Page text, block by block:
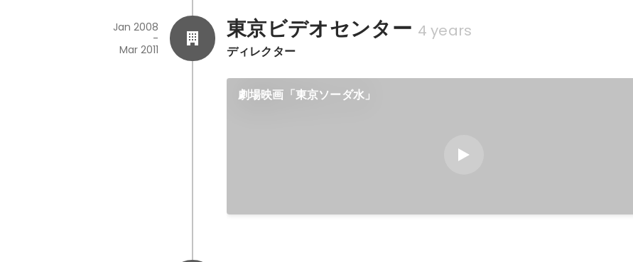
東京ビデオセンター 4 years
ディレクター
Jan 2008
-
Mar 2011
劇場映画「東京ソーダ水」